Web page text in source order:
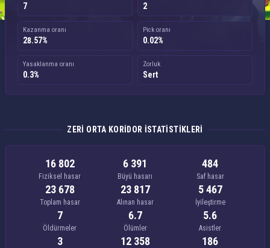
7 2
Kazanma oranı
28.57%
Pick oranı
0.02%
Yasaklanma oranı
0.3%
Zorluk
Sert
ZERI ORTA KORIDOR ISTATISTIKLERI
16 802
Fiziksel hasar
6 391
Büyü hasarı
484
Saf hasar
23 678
Toplam hasar
23 817
Alınan hasar
5 467
İyileştirme
7
Öldürmeler
6.7
Ölümler
5.6
Asistler
3 12 358 186